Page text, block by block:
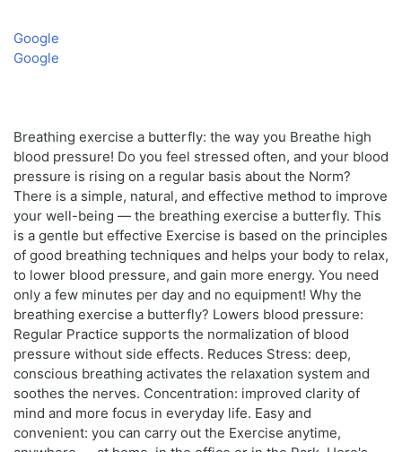
Google
Google
Breathing exercise a butterfly: the way you Breathe high
blood pressure! Do you feel stressed often, and your blood
pressure is rising on a regular basis about the Norm?
There is a simple, natural, and effective method to improve
your well-being — the breathing exercise a butterfly. This
is a gentle but effective Exercise is based on the principles
of good breathing techniques and helps your body to relax,
to lower blood pressure, and gain more energy. You need
only a few minutes per day and no equipment! Why the
breathing exercise a butterfly? Lowers blood pressure:
Regular Practice supports the normalization of blood
pressure without side effects. Reduces Stress: deep,
conscious breathing activates the relaxation system and
soothes the nerves. Concentration: improved clarity of
mind and more focus in everyday life. Easy and
convenient: you can carry out the Exercise anytime,